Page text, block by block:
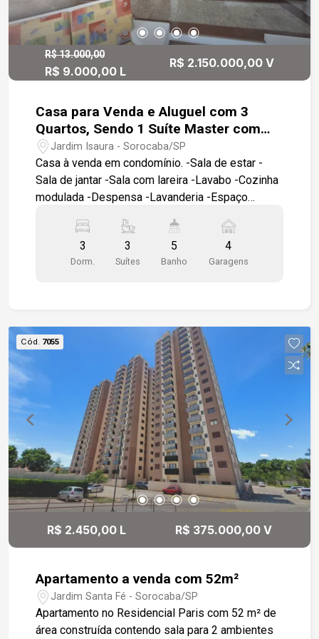
Brinquedoteca Espaço mulher Espaço pet
Portaria e segurança para toda a família Ideal
para quem deseja morar bem ou investir em uma
excelente oportunidade. Disponível para venda
ou locação. Entre em contato para agendar uma
R$ 13.000,00
R$ 9.000,00 L
R$ 2.150.000,00 V
Casa para Venda e Aluguel com 3
Quartos, Sendo 1 Suíte Master com
Hidromassagem- Residencial Isaura,
Campolin, Sorocaba/SP
Jardim Isaura - Sorocaba/SP
Casa à venda em condomínio. -Sala de estar -
Sala de jantar -Sala com lareira -Lavabo -Cozinha
modulada -Despensa -Lavanderia -Espaço
suítes, sendo 1 máster com closet e
hidromassagem -4 vagas de garagem, sendo 2
cobertas Diferenciais: Ambientes amplos e
espaço gourmet com churrasqueira e pia de
apoio. Escada em madeira, porta principal com
pé-direito alto e dormitórios com piso em
madeira, proporcionando conforto e sofisticação.
Condomínio com: -Portaria e segurança 24 horas
-Playground -Quadra poliesportiva -Campo de
futebol -Quadra de tênis -Quadra de areia -
Mercadinho -Salão de festas com churrasqueira -
Praça de convivência
3
Dorm.
3
Suítes
5
Banho
4
Garagens
Cód. 7055
R$ 2.450,00 L R$ 375.000,00 V
Apartamento a venda com 52m²
Jardim Santa Fé - Sorocaba/SP
Apartamento no Residencial Paris com 52 m² de
área construída contendo sala para 2 ambientes